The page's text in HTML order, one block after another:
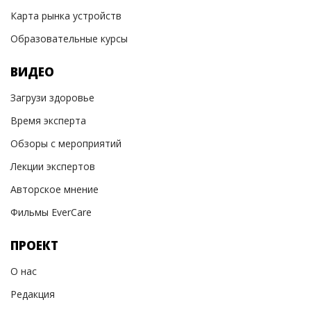
Карта рынка устройств
Образовательные курсы
ВИДЕО
Загрузи здоровье
Время эксперта
Обзоры с мероприятий
Лекции экспертов
Авторское мнение
Фильмы EverCare
ПРОЕКТ
О нас
Редакция